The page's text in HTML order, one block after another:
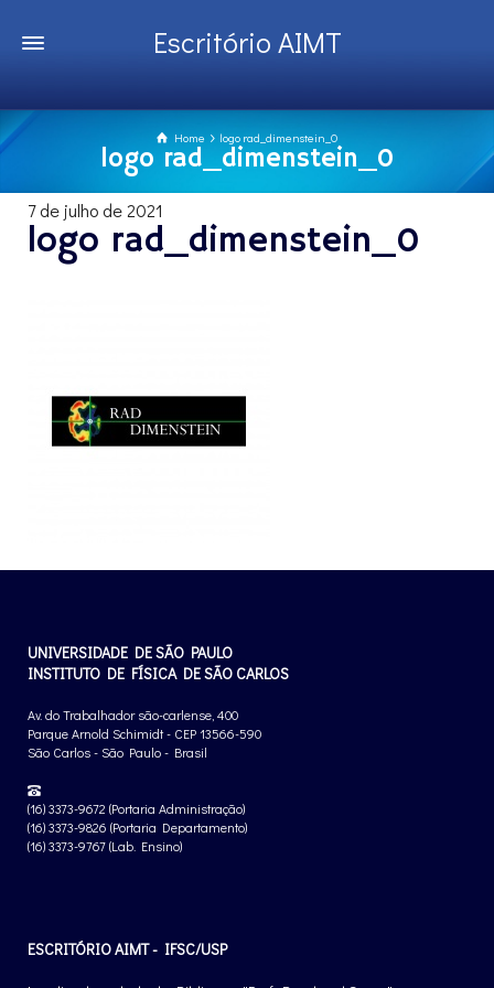
Escritório AIMT
Home logo rad_dimenstein_0
logo rad_dimenstein_0
7 de julho de 2021
logo rad_dimenstein_0
UNIVERSIDADE DE SÃO PAULO
INSTITUTO DE FÍSICA DE SÃO CARLOS
Av. do Trabalhador são-carlense, 400
Parque Arnold Schimidt - CEP 13566-590
São Carlos - São Paulo - Brasil
(16) 3373-9672 (Portaria Administração)
(16) 3373-9826 (Portaria Departamento)
(16) 3373-9767 (Lab. Ensino)
ESCRITÓRIO AIMT - IFSC/USP